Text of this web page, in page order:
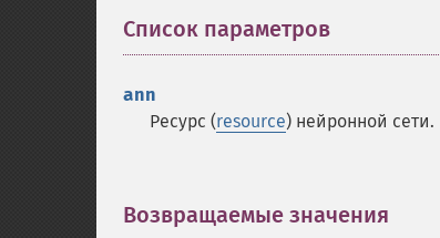
Список параметров
ann
Ресурс (resource) нейронной сети.
Возвращаемые значения